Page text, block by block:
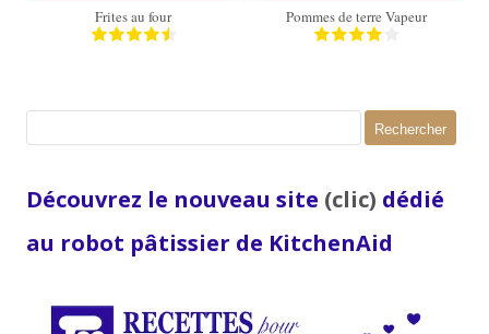
Frites au four Pommes de terre Vapeur
Découvrez le nouveau site (clic) dédié
au robot pâtissier de KitchenAid